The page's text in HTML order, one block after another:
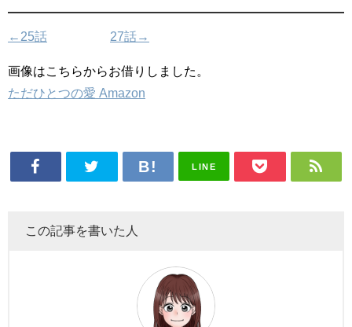
←25話 27話→
画像はこちらからお借りしました。
ただひとつの愛 Amazon
LINE
この記事を書いた人